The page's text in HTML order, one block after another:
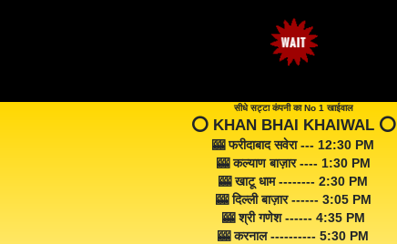
सीधे सट्टा कंपनी का No 1 खाईवाल
⭕️ KHAN BHAI KHAIWAL ⭕️
🎰 फरीदाबाद सवेरा --- 12:30 PM
🎰 कल्याण बाज़ार ---- 1:30 PM
🎰 खाटू धाम -------- 2:30 PM
🎰 दिल्ली बाज़ार ------ 3:05 PM
🎰 श्री गणेश ------ 4:35 PM
🎰 करनाल ---------- 5:30 PM